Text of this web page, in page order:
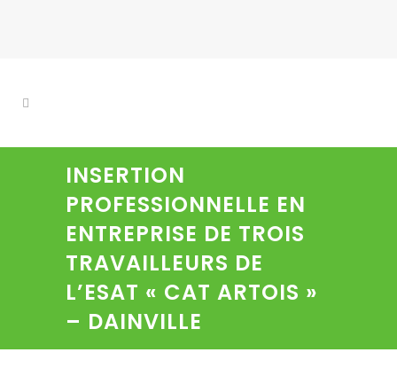
INSERTION
PROFESSIONNELLE EN
ENTREPRISE DE TROIS
TRAVAILLEURS DE
L’ESAT « CAT ARTOIS »
– DAINVILLE